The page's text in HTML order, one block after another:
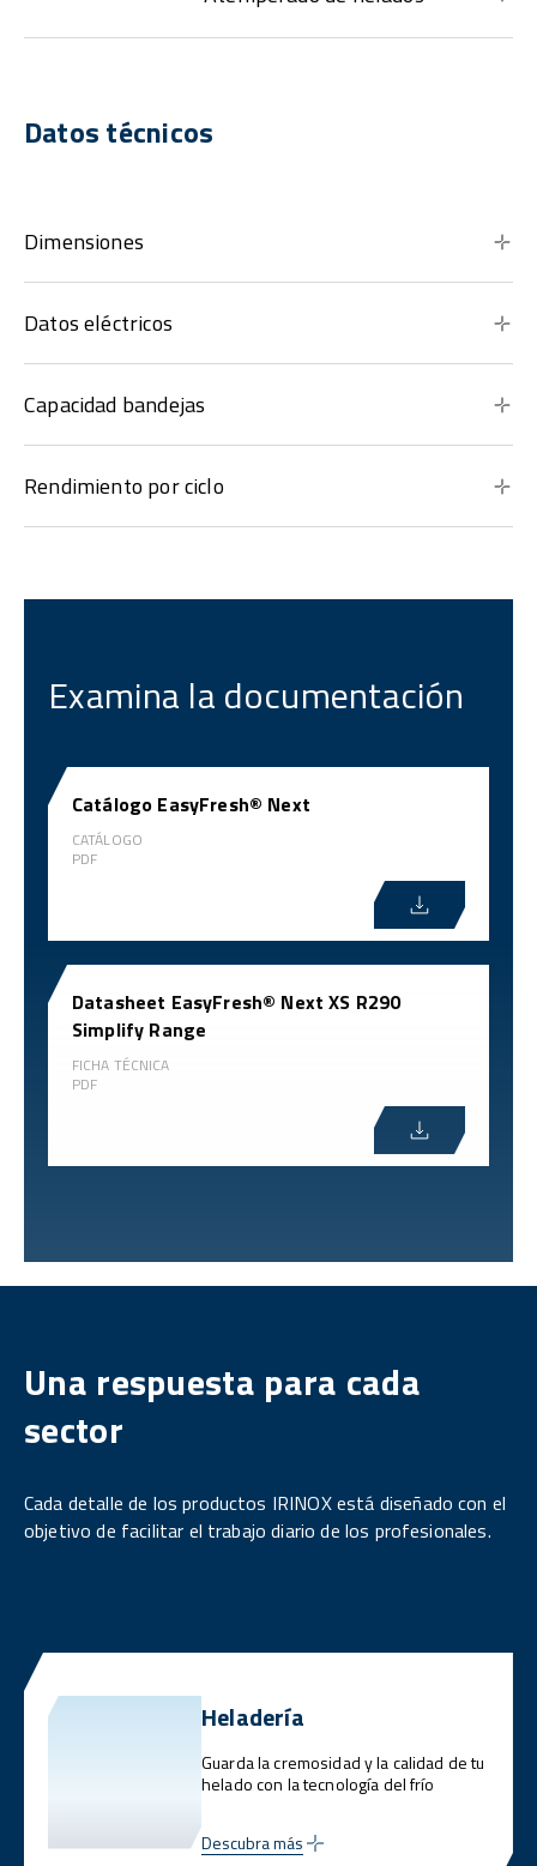
Datos técnicos
Dimensiones
Datos eléctricos
Capacidad bandejas
Rendimiento por ciclo
Examina la documentación
Catálogo EasyFresh® Next
CATÁLOGO
PDF
Datasheet EasyFresh® Next XS R290
Simplify Range
FICHA TÉCNICA
PDF
Una respuesta para cada
sector
Cada detalle de los productos IRINOX está diseñado con el
objetivo de facilitar el trabajo diario de los profesionales.
Heladería
Guarda la cremosidad y la calidad de tu
helado con la tecnología del frío
Descubra más